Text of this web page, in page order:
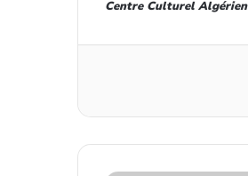
Centre Culturel Algérien